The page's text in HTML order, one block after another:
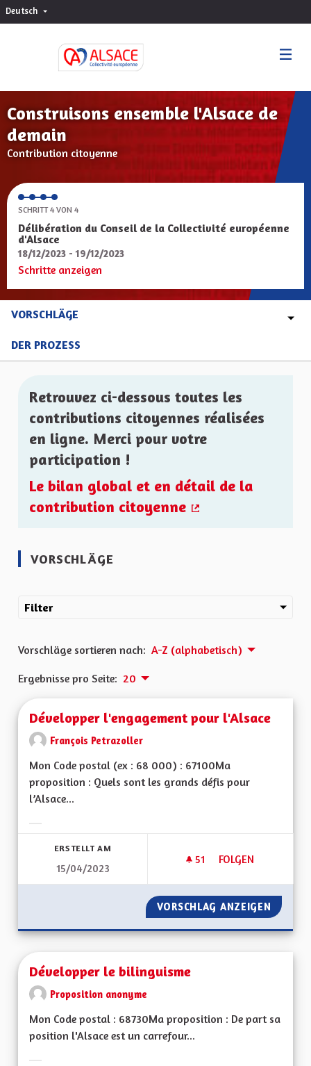
Deutsch Choisir la langue
Construisons ensemble l'Alsace de
demain
Contribution citoyenne
SCHRITT 4 VON 4
Délibération du Conseil de la Collectivité européenne
d'Alsace
18/12/2023 - 19/12/2023
Schritte anzeigen
VORSCHLÄGE
DER PROZESS
Retrouvez ci-dessous toutes les
contributions citoyennes réalisées
en ligne. Merci pour votre
participation !
Le bilan global et en détail de la
contribution citoyenne
VORSCHLÄGE
Filter
Vorschläge sortieren nach: A-Z (alphabetisch)
Ergebnisse pro Seite: 20
Développer l'engagement pour l'Alsace
François Petrazoller
Mon Code postal (ex : 68 000) : 67100Ma
proposition : Quels sont les grands défis pour
l’Alsace...
ERSTELLT AM
15/04/2023
51 51 FOLLOWER
FOLGEN
DÉVELOPPER
VORSCHLAG ANZEIGEN
Développer le bilinguisme
Proposition anonyme
Mon Code postal : 68730Ma proposition : De part sa
position l'Alsace est un carrefour...